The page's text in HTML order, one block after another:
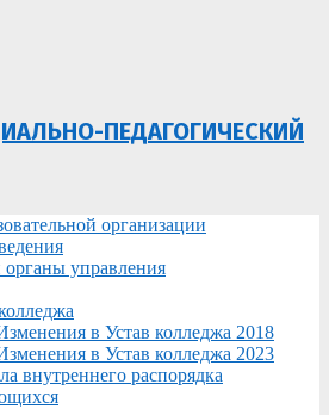
ПЕДАГОГИЧЕСКИЙ
организации
органы управления
в Устав колледжа 2018
в Устав колледжа 2023
внутреннего распорядка